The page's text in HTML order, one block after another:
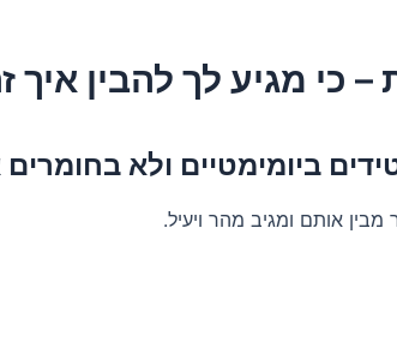
כי מגיע לך להבין איך
ביומימטיים ולא
אותם ומגיב מהר ויעיל.